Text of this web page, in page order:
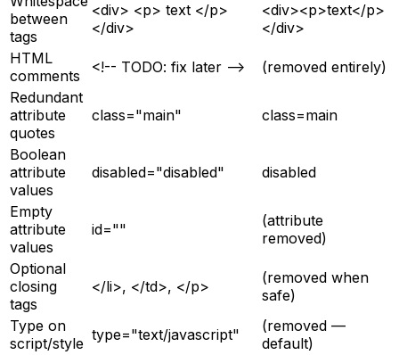
between
tags
<div> <p> text </p>
</div>
<div><p>text</p>
</div>
HTML
comments
<!-- TODO: fix later -->
(removed entirely)
Redundant
attribute
quotes
class="main" class=main
Boolean
attribute
values
disabled="disabled" disabled
Empty
attribute
values
id=""
(attribute
removed)
Optional
closing
tags
</li>, </td>, </p>
(removed when
safe)
Type on
script/style type="text/javascript"
(removed —
default)